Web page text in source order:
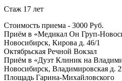
Стаж 17 лет
Стоимость приема - 3000 Руб.
Приём в «Медикал Он Груп-
Новосибирск, Кирова д. 46/1
Октябрьская Речной Вокзал
Приём в «Дуэт Клиник на
Новосибирск, Владимировская д.
Площадь Гарина-Михайловского